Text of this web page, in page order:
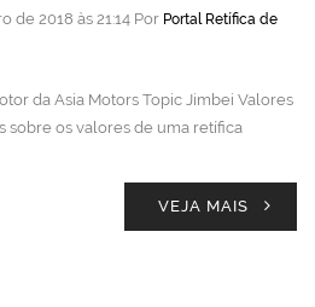
de 2018 às 21:14 Por Portal Retífica de
da Asia Motors Topic Jimbei Valores
sobre os valores de uma retífica
VEJA MAIS